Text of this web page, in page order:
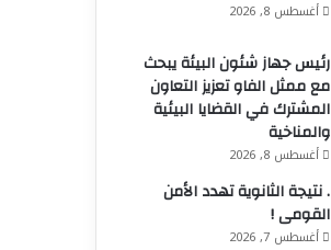
أغسطس 8, 2026
رئيس جهاز شئون البيئة يبحث
مع ممثل الفاو تعزيز التعاون
المشترك في القضايا البيئية
والمناخية
أغسطس 8, 2026
. نتيجة الثانوية تهدد الأمن
القومى !
أغسطس 7, 2026